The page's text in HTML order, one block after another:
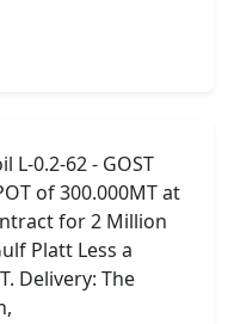
L-0.2-62 - GOST
of 300.000MT at
for 2 Million
Platt Less a
Delivery: The